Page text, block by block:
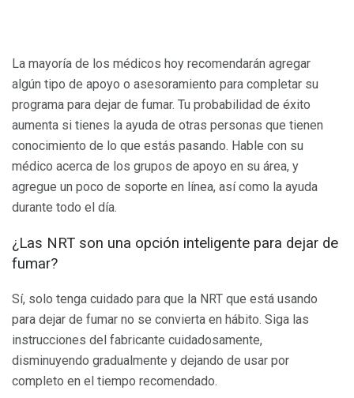
La mayoría de los médicos hoy recomendarán agregar
algún tipo de apoyo o asesoramiento para completar su
programa para dejar de fumar. Tu probabilidad de éxito
aumenta si tienes la ayuda de otras personas que tienen
conocimiento de lo que estás pasando. Hable con su
médico acerca de los grupos de apoyo en su área, y
agregue un poco de soporte en línea, así como la ayuda
durante todo el día.
¿Las NRT son una opción inteligente para dejar de
fumar?
Sí, solo tenga cuidado para que la NRT que está usando
para dejar de fumar no se convierta en hábito. Siga las
instrucciones del fabricante cuidadosamente,
disminuyendo gradualmente y dejando de usar por
completo en el tiempo recomendado.